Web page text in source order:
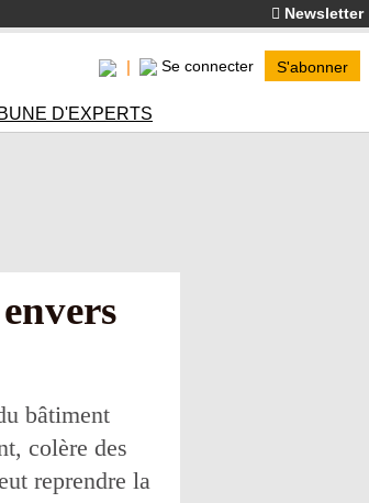
Newsletter
Se connecter S'abonner
D'EXPERTS
bâtiment
colère des
reprendre la